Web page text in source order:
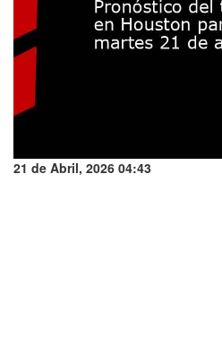
21 de Abril, 2026 04:43